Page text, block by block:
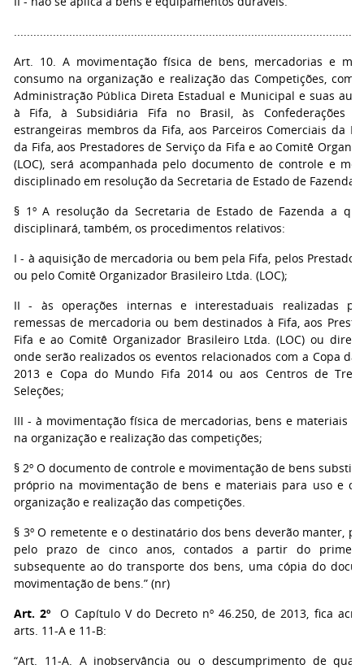
Art. 10. A movimentação física de bens, mercadorias e
consumo na organização e realização das Competições, com
Administração Pública Direta Estadual e Municipal e suas
à Fifa, à Subsidiária Fifa no Brasil, às Confederações
estrangeiras membros da Fifa, aos Parceiros Comerciais da
da Fifa, aos Prestadores de Serviço da Fifa e ao Comitê
(LOC), será acompanhada pelo documento de controle e
disciplinado em resolução da Secretaria de Estado de Fazenda.
§ 1º A resolução da Secretaria de Estado de Fazenda a
disciplinará, também, os procedimentos relativos:
I - à aquisição de mercadoria ou bem pela Fifa, pelos
ou pelo Comitê Organizador Brasileiro Ltda. (LOC);
II - às operações internas e interestaduais realizadas
remessas de mercadoria ou bem destinados à Fifa, aos
Fifa e ao Comitê Organizador Brasileiro Ltda. (LOC) ou
onde serão realizados os eventos relacionados com a Copa
2013 e Copa do Mundo Fifa 2014 ou aos Centros de
Seleções;
III - à movimentação física de mercadorias, bens e materiais
na organização e realização das competições;
§ 2º O documento de controle e movimentação de bens
próprio na movimentação de bens e materiais para uso e
organização e realização das competições.
§ 3º O remetente e o destinatário dos bens deverão manter,
pelo prazo de cinco anos, contados a partir do
subsequente ao do transporte dos bens, uma cópia do
movimentação de bens.” (nr)
Art. 2º O Capítulo V do Decreto nº 46.250, de 2013, fica
arts. 11-A e 11-B:
“Art. 11-A. A inobservância ou o descumprimento de